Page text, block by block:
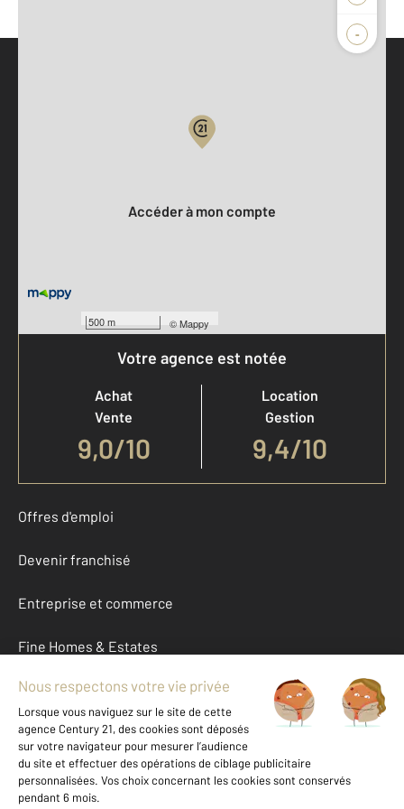
-
500 m ©Mappy
Accéder à mon compte
Votre agence est notée
Achat
Vente
9,0/10
Location
Gestion
9,4/10
Offres d'emploi
Devenir franchisé
Entreprise et commerce
Fine Homes & Estates
À propos
International
Nous contacter